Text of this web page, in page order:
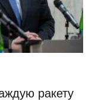
ракету